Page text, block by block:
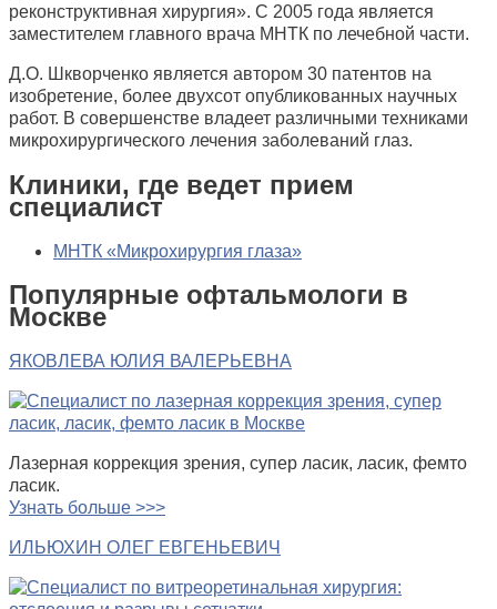
реконструктивная хирургия». С 2005 года является
заместителем главного врача МНТК по лечебной части.
Д.О. Шкворченко является автором 30 патентов на
изобретение, более двухсот опубликованных научных
работ. В совершенстве владеет различными техниками
микрохирургического лечения заболеваний глаз.
Клиники, где ведет прием
специалист
МНТК «Микрохирургия глаза»
Популярные офтальмологи в
Москве
ЯКОВЛЕВА ЮЛИЯ ВАЛЕРЬЕВНА
Лазерная коррекция зрения, супер ласик, ласик, фемто
ласик.
Узнать больше >>>
ИЛЬЮХИН ОЛЕГ ЕВГЕНЬЕВИЧ